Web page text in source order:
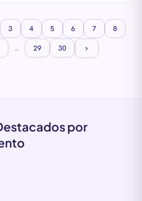
3 4 5 6 7 8
... 29 30 chevron_right
por